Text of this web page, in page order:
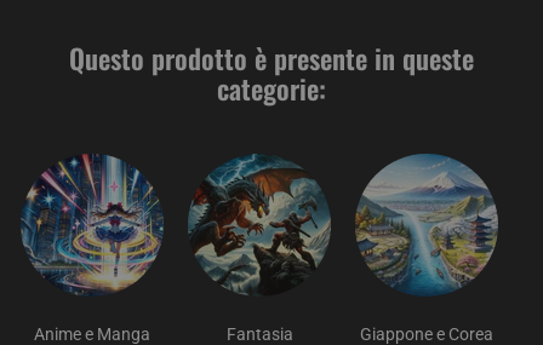
Questo prodotto è presente in queste
categorie:
Anime e Manga Fantasia Giappone e Corea